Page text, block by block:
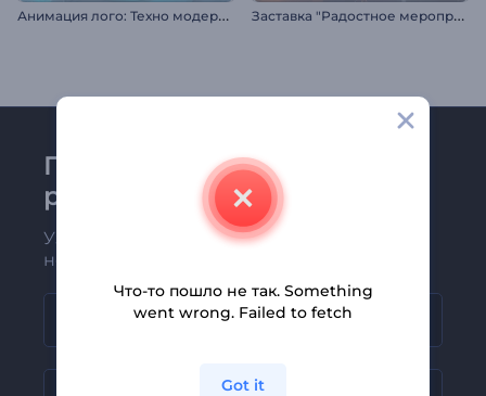
А
нимация лого: Техно модернизация З
аставка "Радостное мероприятие"
Присоединяйтесь к
рассылке Renderforest
Узнавайте о последних новостях и
новых предложениях первыми
Что-то пошло не так. Something
went wrong. Failed to fetch
Got it